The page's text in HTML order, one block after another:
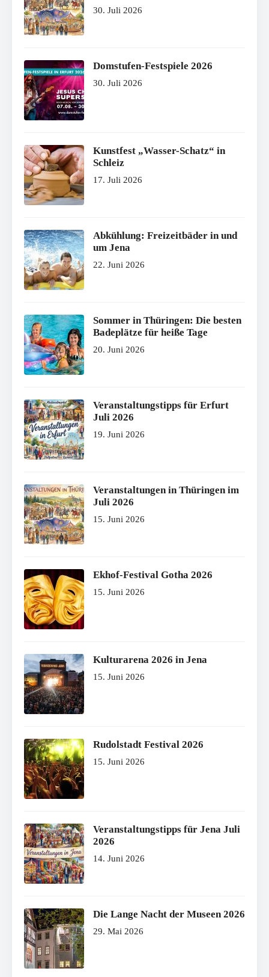
30. Juli 2026
Domstufen-Festspiele 2026
30. Juli 2026
Kunstfest „Wasser-Schatz“ in
Schleiz
17. Juli 2026
Abkühlung: Freizeitbäder in und
um Jena
22. Juni 2026
Sommer in Thüringen: Die besten
Badeplätze für heiße Tage
20. Juni 2026
Veranstaltungstipps für Erfurt
Juli 2026
19. Juni 2026
Veranstaltungen in Thüringen im
Juli 2026
15. Juni 2026
Ekhof-Festival Gotha 2026
15. Juni 2026
Kulturarena 2026 in Jena
15. Juni 2026
Rudolstadt Festival 2026
15. Juni 2026
Veranstaltungstipps für Jena Juli
2026
14. Juni 2026
Die Lange Nacht der Museen 2026
29. Mai 2026